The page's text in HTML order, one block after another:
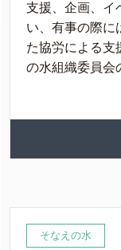
支援、企画、イ
い、有事の際に
た協労による支
の水組織委員会
そなえの水